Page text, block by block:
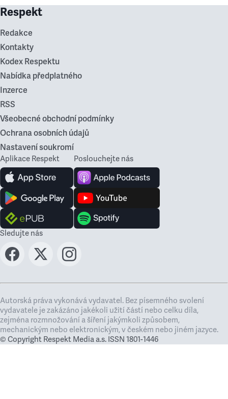
Respekt
Redakce
Kontakty
Kodex Respektu
Nabídka předplatného
Inzerce
RSS
Všeobecné obchodní podmínky
Ochrana osobních údajů
Nastavení soukromí
Aplikace Respekt Poslouchejte nás
Sledujte nás
Autorská práva vykonává vydavatel. Bez písemného svolení
vydavatele je zakázáno jakékoli užití částí nebo celku díla,
zejména rozmnožování a šíření jakýmkoli způsobem,
mechanickým nebo elektronickým, v českém nebo jiném jazyce.
© Copyright Respekt Media a.s. ISSN 1801-1446